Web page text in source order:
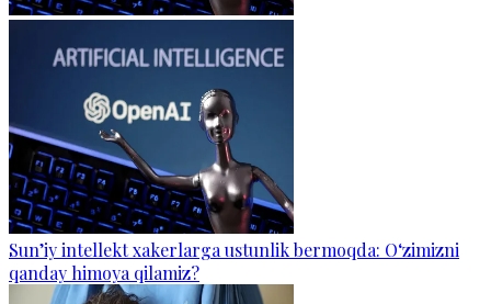
Sun’iy intellekt xakerlarga ustunlik bermoqda: O‘zimizni
qanday himoya qilamiz?